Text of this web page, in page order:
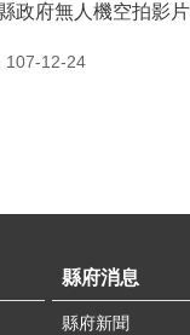
政府無人機空拍影
107-12-24
縣府消息
縣府新聞